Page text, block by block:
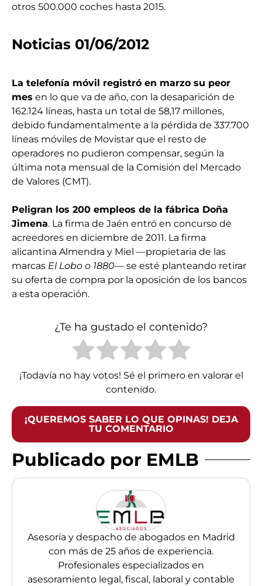
otros 500.000 coches hasta 2015.
Noticias 01/06/2012
La telefonía móvil registró en marzo su peor
mes en lo que va de año, con la desaparición de
162.124 líneas, hasta un total de 58,17 millones,
debido fundamentalmente a la pérdida de 337.700
líneas móviles de Movistar que el resto de
operadores no pudieron compensar, según la
última nota mensual de la Comisión del Mercado
de Valores (CMT).
Peligran los 200 empleos de la fábrica Doña
Jimena. La firma de Jaén entró en concurso de
acreedores en diciembre de 2011. La firma
alicantina Almendra y Miel —propietaria de las
marcas El Lobo o 1880— se esté planteando retirar
su oferta de compra por la oposición de los bancos
a esta operación.
¿Te ha gustado el contenido?
¡Todavía no hay votos! Sé el primero en valorar el
contenido.
¡QUEREMOS SABER LO QUE OPINAS! DEJA
TU COMENTARIO
Publicado por EMLB
Asesoría y despacho de abogados en Madrid
con más de 25 años de experiencia.
Profesionales especializados en
asesoramiento legal, fiscal, laboral y contable